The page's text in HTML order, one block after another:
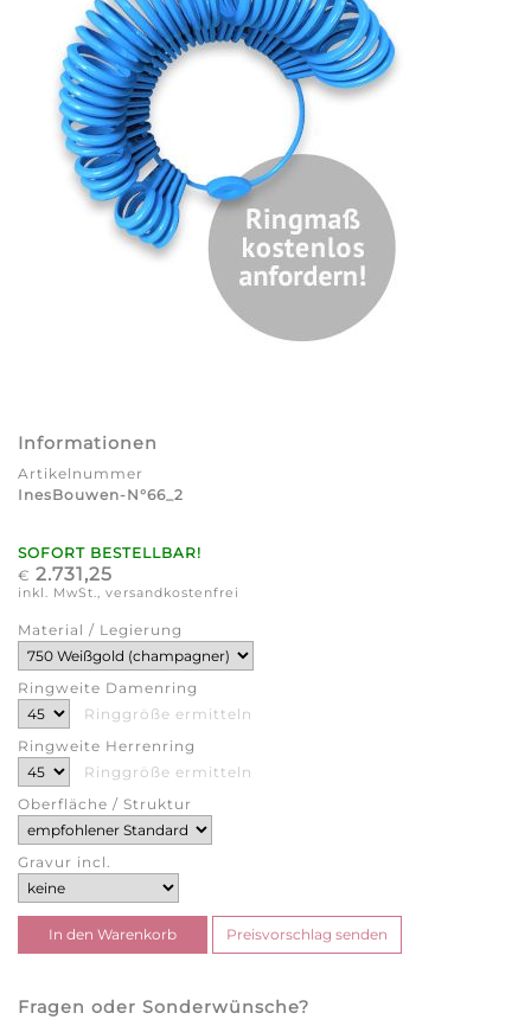
Informationen
Artikelnummer
InesBouwen-N°66_2
SOFORT BESTELLBAR!
€ 2.731,25
inkl. MwSt., versandkostenfrei
Material / Legierung
Ringweite Damenring
Ringgröße ermitteln
Ringweite Herrenring
Ringgröße ermitteln
Oberfläche / Struktur
Gravur incl.
Fragen oder Sonderwünsche?